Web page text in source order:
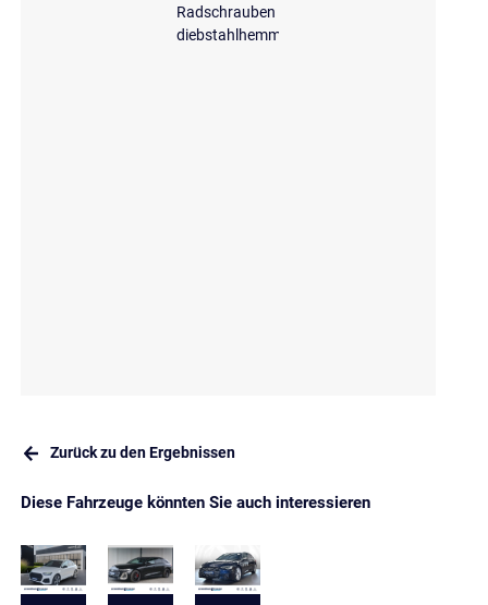
Radschrauben
diebstahlhemmend
Zurück zu den Ergebnissen
Diese Fahrzeuge könnten Sie auch interessieren